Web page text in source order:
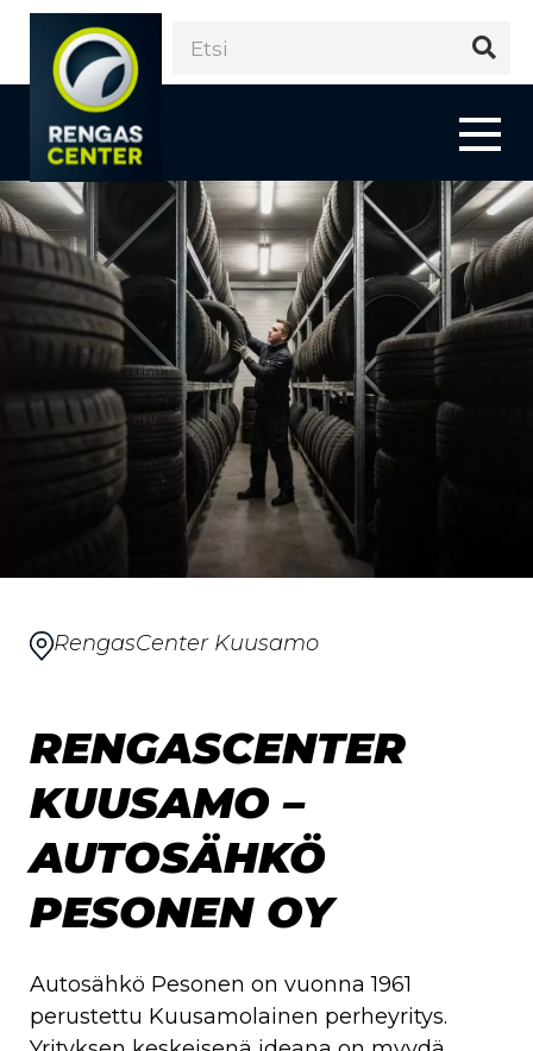
RengasCenter Kuusamo
RENGASCENTER
KUUSAMO –
AUTOSÄHKÖ
PESONEN OY
Autosähkö Pesonen on vuonna 1961
perustettu Kuusamolainen perheyritys.